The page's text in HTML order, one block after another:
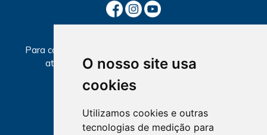
O nosso site usa
cookies
Utilizamos cookies e outras
tecnologias de medição para
Para consultar informações sobre local e horários de
atendimento, selecione a Seccional abaixo.